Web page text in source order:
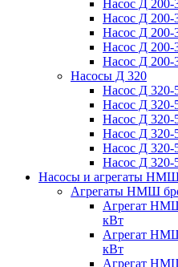
Насос Д 200-
Насос Д 200-
Насос Д 200-
Насос Д 200-
Насос Д 200-
Насосы Д 320
Насос Д 320-
Насос Д 320-
Насос Д 320-
Насос Д 320-
Насос Д 320-
Насос Д 320-
Насосы и агрегаты
Агрегаты НМШ
Агрегат НМШ
кВт
Агрегат НМШ
кВт
Агрегат НМШ